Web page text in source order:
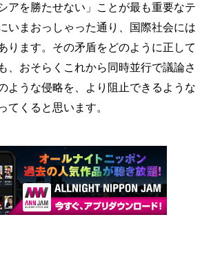
アを勝たせない」ことが最も重要なテ
いまおっしゃった通り、国際社会には
ります。その矛盾をどのように正して
、おそらくこれから同時並行で議論さ
ような侵略を、より阻止できるような
てくると思います。